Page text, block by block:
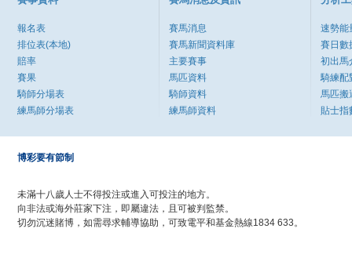
報名表
排位表(本地)
賠率
賽果
騎師分場表
練馬師分場表
賽馬消息
賽馬新聞資料庫
主要賽事
馬匹資料
騎師資料
練馬師資料
速勢能
賽日數
初出馬
騎練配
馬匹搬
貼士指
博彩要有節制
未滿十八歲人士不得投注或進入可投注的地方。
向非法或海外莊家下注，即屬違法，且可被判監禁。
切勿沉迷賭博，如需尋求輔導協助，可致電平和基金熱線1834 633。